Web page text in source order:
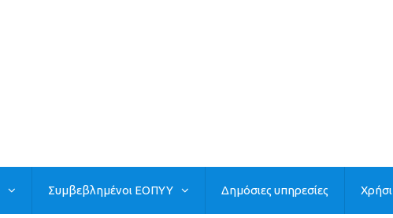
Συμβεβλημένοι ΕΟΠΥΥ Δημόσιες υπηρεσίες